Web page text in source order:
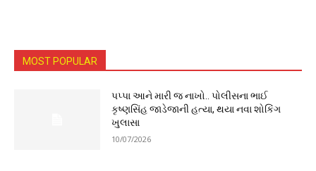
MOST POPULAR
પપ્પા આને મારી જ નાખો.. પોલીસના ભાઈ
કૃષ્ણસિંહ જાડેજાની હત્યા, થયા નવા શોકિંગ
ખુલાસા
10/07/2026